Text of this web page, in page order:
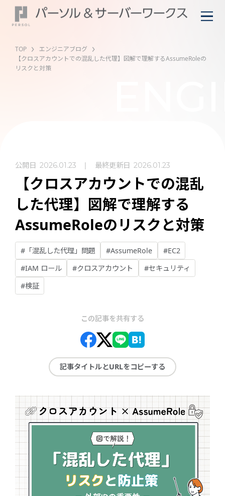
TOP
エンジニアブログ
【クロスアカウントでの混乱した代理】図解で理解するAssumeRoleの
リスクと対策
公開日 2026.01.23 最終更新日 2026.01.23
【クロスアカウントでの混乱
した代理】図解で理解する
AssumeRoleのリスクと対策
#「混乱した代理」問題 #AssumeRole
#EC2
#IAM ロール
#クロスアカウント
#セキュリティ
#検証
この記事を共有する
記事タイトルとURLをコピーする